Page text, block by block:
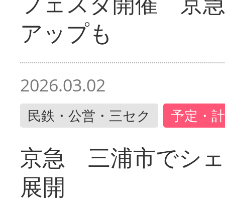
アップも
2026.03.02
民鉄・公営・三セク 予定・
京急 三浦市でシ
展開